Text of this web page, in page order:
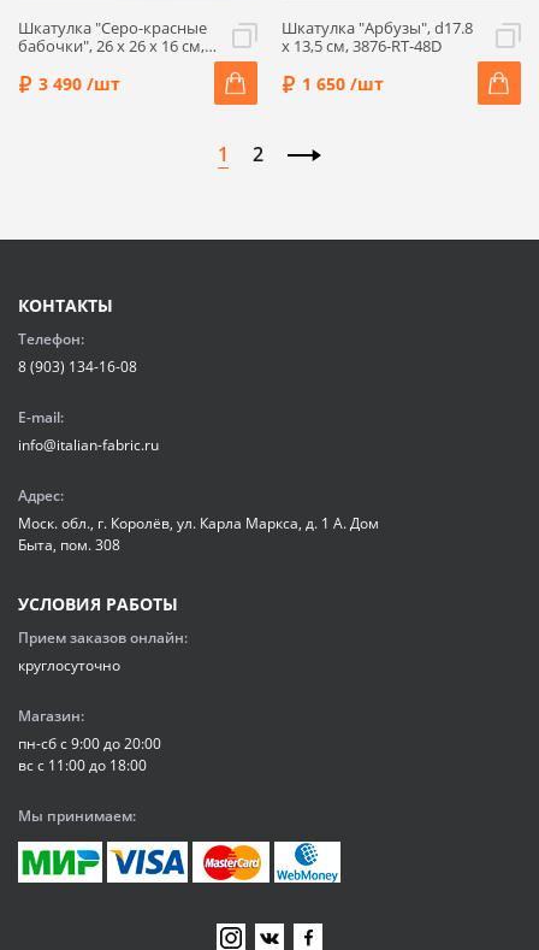
Шкатулка "Серо-красные
бабочки", 26 x 26 x 16 см,
3 490 /шт
Шкатулка "Арбузы", d17.8
x 13,5 см, 3876-RT-48D
1 650 /шт
1 2
КОНТАКТЫ
Телефон:
8 (903) 134-16-08
E-mail:
info@italian-fabric.ru
Адрес:
Моск. обл., г. Королёв, ул. Карла Маркса, д. 1 А. Дом
Быта, пом. 308
УСЛОВИЯ РАБОТЫ
Прием заказов онлайн:
круглосуточно
Магазин:
пн-сб с 9:00 до 20:00
вс с 11:00 до 18:00
Мы принимаем: